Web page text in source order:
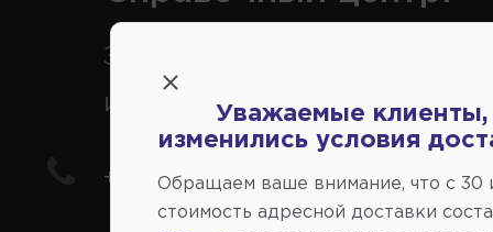
Заказ шин, дисков,
иномарки
+7(978) 206-206-8
Уважаемые клиенты,
изменились условия
Обращаем ваше внимание, что c 30
стоимость адресной доставки